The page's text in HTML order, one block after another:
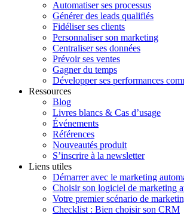
Automatiser ses processus
Générer des leads qualifiés
Fidéliser ses clients
Personnaliser son marketing
Centraliser ses données
Prévoir ses ventes
Gagner du temps
Développer ses performances
Ressources
Blog
Livres blancs & Cas d’usage
Événements
Références
Nouveautés produit
S’inscrire à la newsletter
Liens utiles
Démarrer avec le marketing
Choisir son logiciel de marketing
Votre premier scénario de
Checklist : Bien choisir son CRM